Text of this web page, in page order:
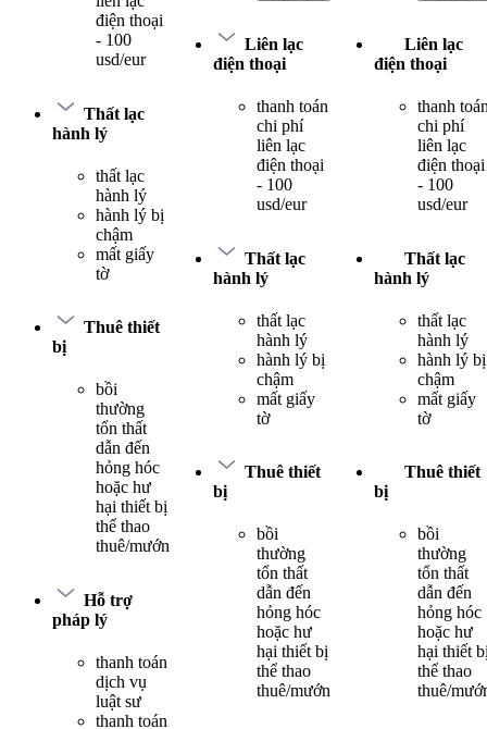
điện thoại
- 100
usd/eur
Thất lạc
hành lý
thất lạc
hành lý
hành lý bị
chậm
mất giấy
tờ
Thuê thiết
bị
bồi
thường
tổn thất
dẫn đến
hỏng hóc
hoặc hư
hại thiết bị
thể thao
thuê/mướn
Hỗ trợ
pháp lý
thanh toán
dịch vụ
luật sư
thanh toán
Liên lạc
điện thoại
thanh toán
chi phí
liên lạc
điện thoại
- 100
usd/eur
Thất lạc
hành lý
thất lạc
hành lý
hành lý bị
chậm
mất giấy
tờ
Thuê thiết
bị
bồi
thường
tổn thất
dẫn đến
hỏng hóc
hoặc hư
hại thiết bị
thể thao
thuê/mướn
Liên lạc
điện thoại
thanh
chi phí
liên lạc
điện thoại
- 100
usd/eur
Thất lạc
hành lý
thất lạc
hành lý
hành lý bị
chậm
mất giấy
tờ
Thuê thiết
bị
bồi
thường
tổn thất
dẫn đến
hỏng hóc
hoặc hư
hại thiết
thể thao
thuê/